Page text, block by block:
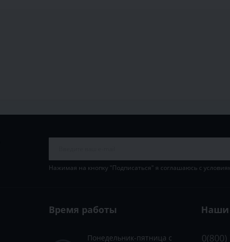
Нажимая на кнопку "Подписаться" я соглашаюсь с
Время работы
Понедельник-пятница с
Наши